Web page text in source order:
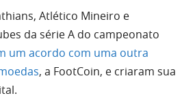
Atlético Mineiro e
da série A do campeonato
um acordo com uma outra
, a FootCoin, e criaram sua